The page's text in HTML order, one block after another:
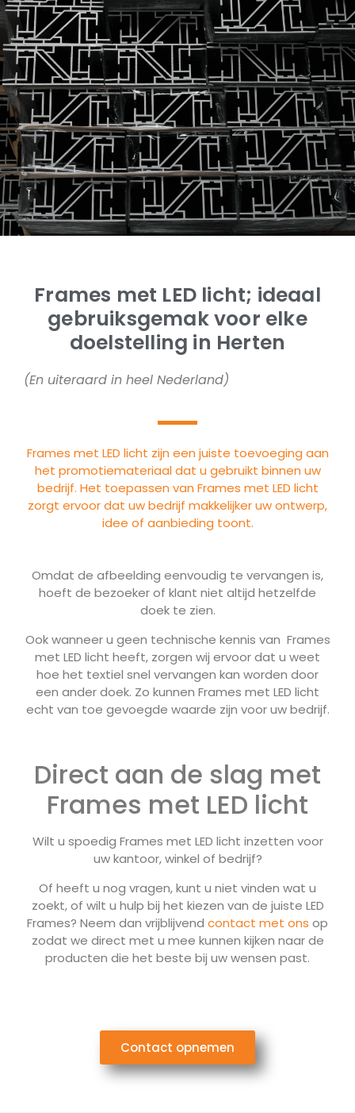
Frames met LED licht; ideaal
gebruiksgemak voor elke
doelstelling in Herten
(En uiteraard in heel Nederland)
Frames met LED licht zijn een juiste toevoeging aan
het promotiemateriaal dat u gebruikt binnen uw
bedrijf. Het toepassen van Frames met LED licht
zorgt ervoor dat uw bedrijf makkelijker uw ontwerp,
idee of aanbieding toont.
Omdat de afbeelding eenvoudig te vervangen is,
hoeft de bezoeker of klant niet altijd hetzelfde
doek te zien.
Ook wanneer u geen technische kennis van Frames
met LED licht heeft, zorgen wij ervoor dat u weet
hoe het textiel snel vervangen kan worden door
een ander doek. Zo kunnen Frames met LED licht
echt van toe gevoegde waarde zijn voor uw bedrijf.
Direct aan de slag met
Frames met LED licht
Wilt u spoedig Frames met LED licht inzetten voor
uw kantoor, winkel of bedrijf?
Of heeft u nog vragen, kunt u niet vinden wat u
zoekt, of wilt u hulp bij het kiezen van de juiste LED
Frames? Neem dan vrijblijvend contact met ons op
zodat we direct met u mee kunnen kijken naar de
producten die het beste bij uw wensen past.
Contact opnemen